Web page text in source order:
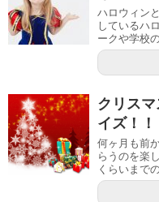
ハロウィン
しているハ
ークや学校
クリス
イズ！！
何ヶ月も前
らうのを楽
くらいまで